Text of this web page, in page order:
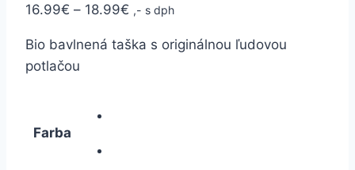
16.99€ – 18.99€ ,- s dph
Bio bavlnená taška s originálnou ľudovou
potlačou
Farba